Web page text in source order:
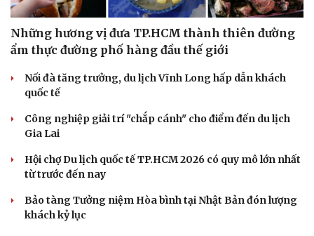
Những hương vị đưa TP.HCM thành thiên đường
ẩm thực đường phố hàng đầu thế giới
Nối đà tăng trưởng, du lịch Vĩnh Long hấp dẫn khách
quốc tế
Công nghiệp giải trí "chắp cánh" cho điểm đến du lịch
Gia Lai
Hội chợ Du lịch quốc tế TP.HCM 2026 có quy mô lớn nhất
từ trước đến nay
Bảo tàng Tưởng niệm Hòa bình tại Nhật Bản đón lượng
khách kỷ lục